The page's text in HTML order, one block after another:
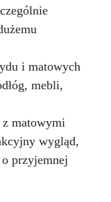
i matowych
mebli,
z matowymi
wygląd,
przyjemnej